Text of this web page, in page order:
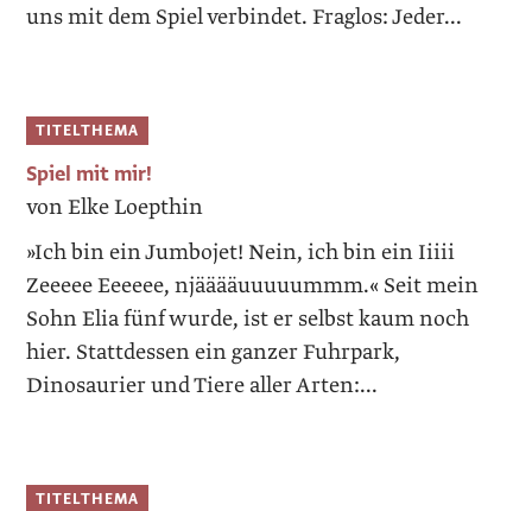
uns mit dem Spiel verbindet. Fraglos: Jeder...
TITELTHEMA
Spiel mit mir!
von Elke Loepthin
»Ich bin ein Jumbojet! Nein, ich bin ein Iiiii
Zeeeee Eeeeee, njääääuuuuummm.« Seit mein
Sohn Elia fünf wurde, ist er selbst kaum noch
hier. Stattdessen ein ganzer Fuhrpark,
Dinosaurier und Tiere aller Arten:...
TITELTHEMA